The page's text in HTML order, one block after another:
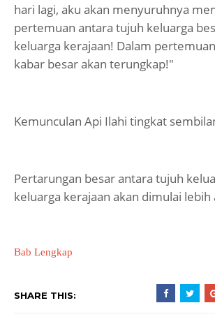
hari lagi, aku akan menyuruhnya
pertemuan antara tujuh keluarga
keluarga kerajaan! Dalam
kabar besar akan terungkap!"
Kemunculan Api Ilahi tingkat
Pertarungan besar antara tujuh
keluarga kerajaan akan dimulai lebih
Bab Lengkap
SHARE THIS: